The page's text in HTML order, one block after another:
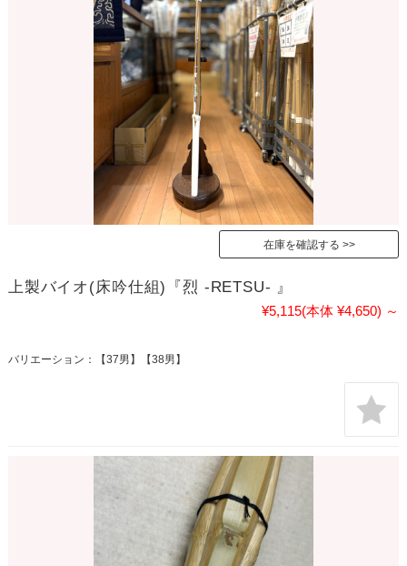
在庫を確認する
上製バイオ(床吟仕組)『烈 -RETSU- 』
¥5,115(本体 ¥4,650) ～
バリエーション：【37男】【38男】